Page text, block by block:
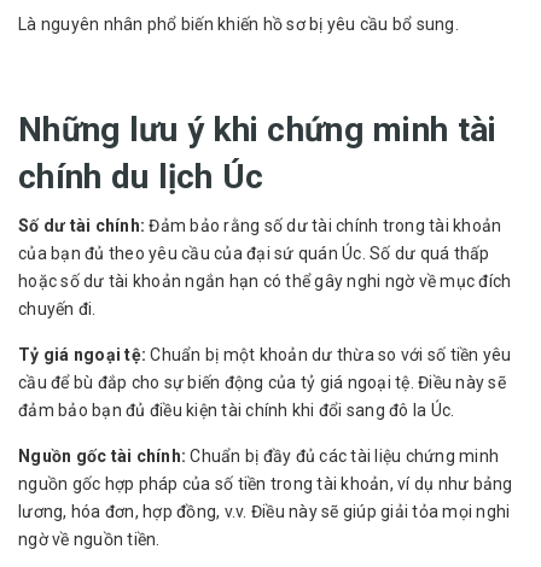
Là nguyên nhân phổ biến khiến hồ sơ bị yêu cầu bổ sung.
Những lưu ý khi chứng minh tài
chính du lịch Úc
Số dư tài chính: Đảm bảo rằng số dư tài chính trong tài khoản
của bạn đủ theo yêu cầu của đại sứ quán Úc. Số dư quá thấp
hoặc số dư tài khoản ngắn hạn có thể gây nghi ngờ về mục đích
chuyến đi.
Tỷ giá ngoại tệ: Chuẩn bị một khoản dư thừa so với số tiền yêu
cầu để bù đắp cho sự biến động của tỷ giá ngoại tệ. Điều này sẽ
đảm bảo bạn đủ điều kiện tài chính khi đổi sang đô la Úc.
Nguồn gốc tài chính: Chuẩn bị đầy đủ các tài liệu chứng minh
nguồn gốc hợp pháp của số tiền trong tài khoản, ví dụ như bảng
lương, hóa đơn, hợp đồng, v.v. Điều này sẽ giúp giải tỏa mọi nghi
ngờ về nguồn tiền.